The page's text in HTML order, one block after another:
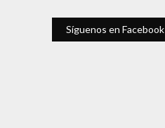
Síguenos en Facebook